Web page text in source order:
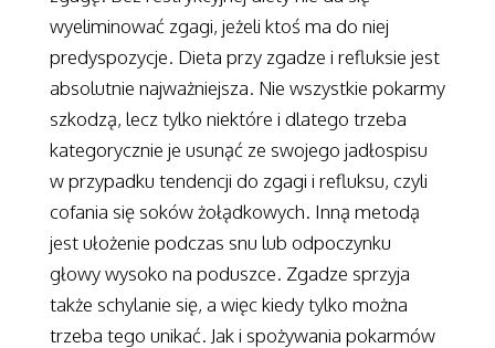
wyeliminować zgagi, jeżeli ktoś ma do niej
predyspozycje. Dieta przy zgadze i refluksie jest
absolutnie najważniejsza. Nie wszystkie pokarmy
szkodzą, lecz tylko niektóre i dlatego trzeba
kategorycznie je usunąć ze swojego jadłospisu
w przypadku tendencji do zgagi i refluksu, czyli
cofania się soków żołądkowych. Inną metodą
jest ułożenie podczas snu lub odpoczynku
głowy wysoko na poduszce. Zgadze sprzyja
także schylanie się, a więc kiedy tylko można
trzeba tego unikać. Jak i spożywania pokarmów